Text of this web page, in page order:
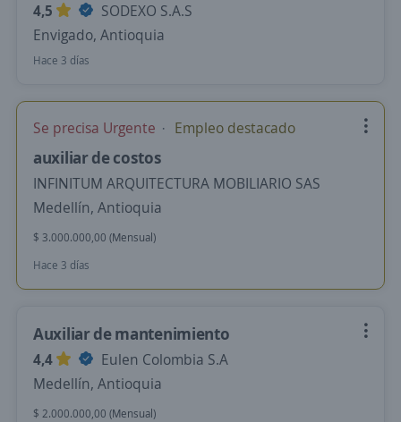
4,5
SODEXO S.A.S
Envigado, Antioquia
Hace 3 días
Se precisa Urgente Empleo destacado
auxiliar de costos
INFINITUM ARQUITECTURA MOBILIARIO SAS
Medellín, Antioquia
$ 3.000.000,00 (Mensual)
Hace 3 días
Auxiliar de mantenimiento
4,4
Eulen Colombia S.A
Medellín, Antioquia
$ 2.000.000,00 (Mensual)